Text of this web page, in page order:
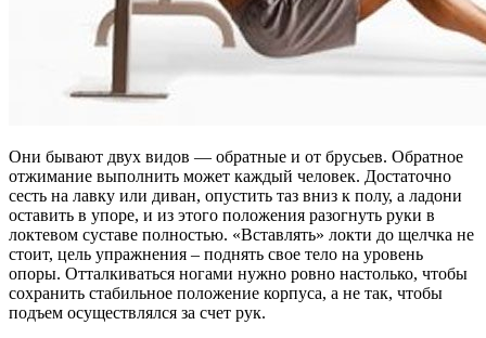
Они бывают двух видов — обратные и от брусьев. Обратное
отжимание выполнить может каждый человек. Достаточно
сесть на лавку или диван, опустить таз вниз к полу, а ладони
оставить в упоре, и из этого положения разогнуть руки в
локтевом суставе полностью. «Вставлять» локти до щелчка не
стоит, цель упражнения – поднять свое тело на уровень
опоры. Отталкиваться ногами нужно ровно настолько, чтобы
сохранить стабильное положение корпуса, а не так, чтобы
подъем осуществлялся за счет рук.